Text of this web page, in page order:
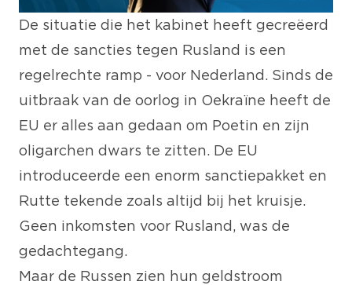
De situatie die het kabinet heeft gecreëerd
met de sancties tegen Rusland is een
regelrechte ramp - voor Nederland. Sinds de
uitbraak van de oorlog in Oekraïne heeft de
EU er alles aan gedaan om Poetin en zijn
oligarchen dwars te zitten. De EU
introduceerde een enorm sanctiepakket en
Rutte tekende zoals altijd bij het kruisje.
Geen inkomsten voor Rusland, was de
gedachtegang.
Maar de Russen zien hun geldstroom